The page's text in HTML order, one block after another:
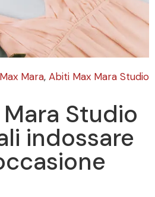
Mara, Abiti Max Mara Studio
Studio
indossare